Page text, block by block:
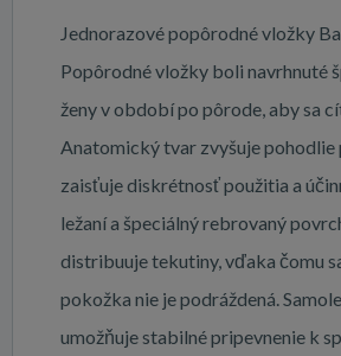
Jednorazové popôrodné vložky
Popôrodné vložky boli navrhnuté
ženy v období po pôrode, aby sa
Anatomický tvar zvyšuje pohodlie
zaisťuje diskrétnosť použitia a
ležaní a špeciálný rebrovaný
distribuuje tekutiny, vďaka čomu
pokožka nie je podráždená.
umožňuje stabilné pripevnenie k